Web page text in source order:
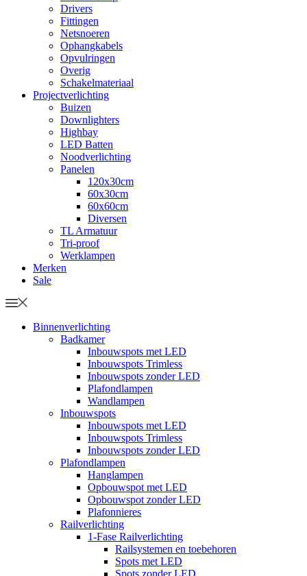
Drivers
Fittingen
Netsnoeren
Ophangkabels
Opvulringen
Overig
Schakelmateriaal
Projectverlichting
Buizen
Downlighters
Highbay
LED Batten
Noodverlichting
Panelen
120x30cm
60x30cm
60x60cm
Diversen
TL Armatuur
Tri-proof
Werklampen
Merken
Sale
Binnenverlichting
Badkamer
Inbouwspots met LED
Inbouwspots Trimless
Inbouwspots zonder LED
Plafondlampen
Wandlampen
Inbouwspots
Inbouwspots met LED
Inbouwspots Trimless
Inbouwspots zonder LED
Plafondlampen
Hanglampen
Opbouwspot met LED
Opbouwspot zonder LED
Plafonnieres
Railverlichting
1-Fase Railverlichting
Railsystemen en toebehoren
Spots met LED
Spots zonder LED